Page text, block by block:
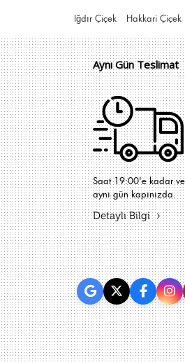
Iğdır Çiçek Hakkari Çiçek
Aynı Gün Teslimat
Saat 19:00'e kadar
aynı gün kapınızda.
Detaylı Bilgi